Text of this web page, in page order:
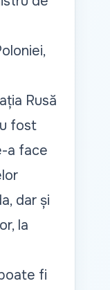
Rusă
fost
a face
dar și
la
fi